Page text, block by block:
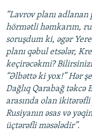
“Lavrov planı
hörmətli həmkarım,
soruşdum ki, əgər
planı qəbul etsələr,
keçirəcəkmi?
“Əlbəttə ki yox!” Hər
Dağlıq Qarabağ təkcə
arasında olan
Rusiyanın əsas və
üçtərəfli məsələdir”.